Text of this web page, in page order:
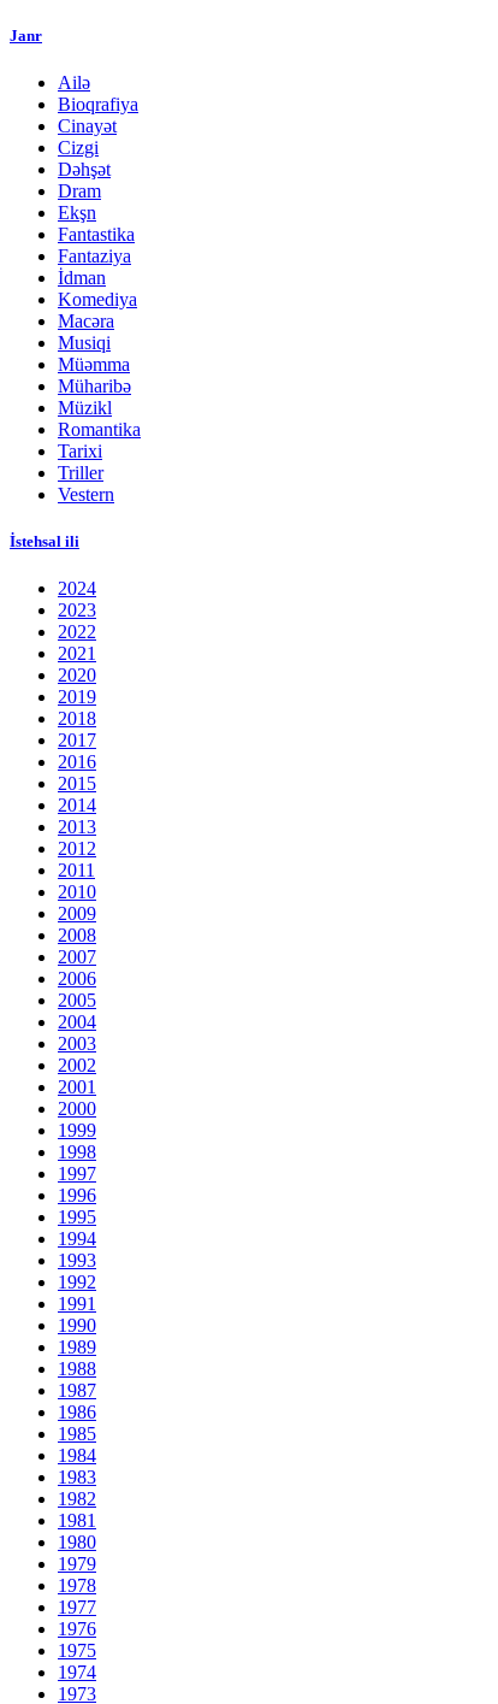
Janr
Ailə
Bioqrafiya
Cinayət
Cizgi
Dəhşət
Dram
Ekşn
Fantastika
Fantaziya
İdman
Komediya
Macəra
Musiqi
Müəmma
Müharibə
Müzikl
Romantika
Tarixi
Triller
Vestern
İstehsal ili
2024
2023
2022
2021
2020
2019
2018
2017
2016
2015
2014
2013
2012
2011
2010
2009
2008
2007
2006
2005
2004
2003
2002
2001
2000
1999
1998
1997
1996
1995
1994
1993
1992
1991
1990
1989
1988
1987
1986
1985
1984
1983
1982
1981
1980
1979
1978
1977
1976
1975
1974
1973